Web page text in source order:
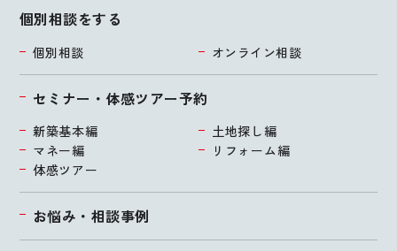
お悩み・相談事例
個別相談をする
個別相談 オンライン相談
セミナー・体感ツアー予約
新築基本編
土地探し編
マネー編
リフォーム編
体感ツアー